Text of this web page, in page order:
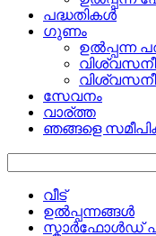
പദ്ധതികൾ
ഗുണം
ഉൽപ്പന്ന
സേവനം
വാര്ത്ത
ഞങ്ങളെ
വീട്
ഉൽപ്പന്നങ്ങൾ
സ്കാർഫോൾഡ്